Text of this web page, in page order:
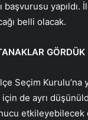
başvurusu
belli olacak.
GÖRDÜK
Seçim Kurulu’na
de ayrı